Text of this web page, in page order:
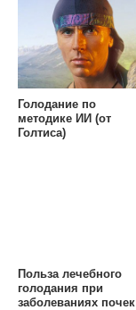
Голодание по
методике ИИ (от
Голтиса)
Польза лечебного
голодания при
заболеваниях почек